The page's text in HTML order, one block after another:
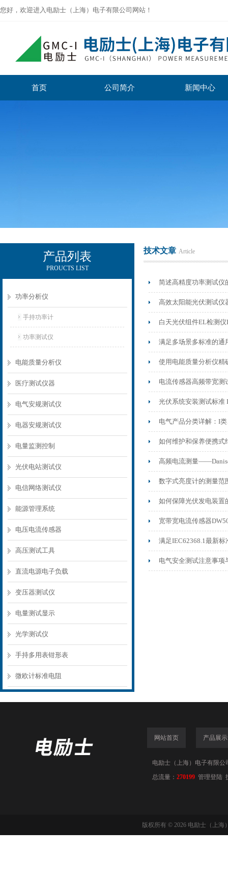
您好，欢迎进入电励士（上海）电子有限公司网站！
首页 公司简介 新闻中心
产品列表
PROUCTS LIST
功率分析仪
手持功率计
功率测试仪
电能质量分析仪
医疗测试仪器
电气安规测试仪
电器安规测试仪
电量监测控制
光伏电站测试仪
电信网络测试仪
能源管理系统
电压电流传感器
高压测试工具
直流电源电子负载
变压器测试仪
电量测试显示
光学测试仪
手持多用表钳形表
微欧计标准电阻
技术文章 Article
简述高精度功率测试仪
高效太阳能光伏测试仪
白天光伏组件EL检测
满足多场景多标准的通
使用电能质量分析仪精
电流传感器高频带宽测
光伏系统安装测试标准
电气产品分类详解：I
如何维护和保养便携式
高频电流测量
数字式亮度计的测量范
如何保障光伏发电装置
宽带宽电流传感器
满足IEC62368.1最新
电气安全测试注意事项
网站首页 产品展示
电励士（上海）电子有限公
总流量： 270199 管理登陆
版权所有 © 2026 电励士（上